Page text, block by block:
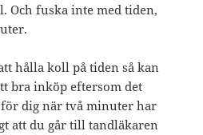
Och fuska inte med tiden,
hålla koll på tiden så kan
bra inköp eftersom det
dig när två minuter har
att du går till tandläkaren